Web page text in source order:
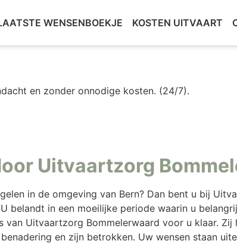
WENSENBOEKJE KOSTEN UITVAART
en zonder onnodige kosten. (24/7).
Uitvaartzorg
in de omgeving van Bern? Dan bent u bij
belandt in een moeilijke periode waarin u
Uitvaartzorg Bommelerwaard voor u klaar. Zij
en zijn betrokken. Uw wensen staan